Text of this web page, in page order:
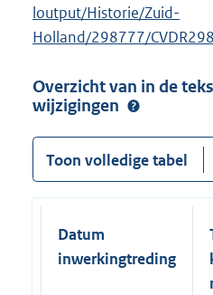
loutput/Historie/Zuid-
Holland/298777/
Overzicht van in de
wijzigingen
Toon volledige tabel
Datum
inwerkingtreding